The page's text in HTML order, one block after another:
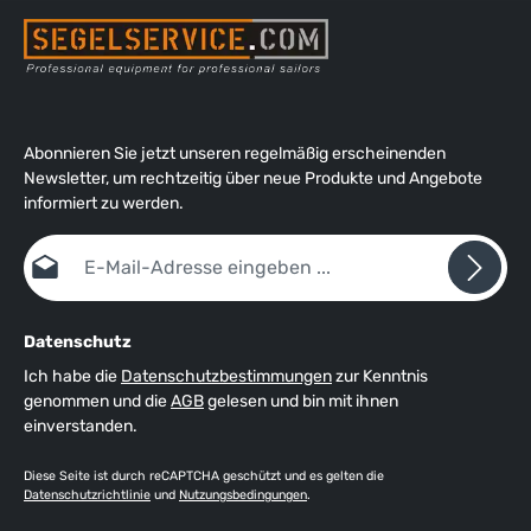
Abonnieren Sie jetzt unseren regelmäßig erscheinenden
Newsletter, um rechtzeitig über neue Produkte und Angebote
informiert zu werden.
E-Mail-Adresse*
Datenschutz
Ich habe die Datenschutzbestimmungenzur Kenntnis
genommen und dieAGBgelesen und bin mit ihnen
einverstanden.
Diese Seite ist durch reCAPTCHA geschützt und es gelten die
Datenschutzrichtlinie und Nutzungsbedingungen.